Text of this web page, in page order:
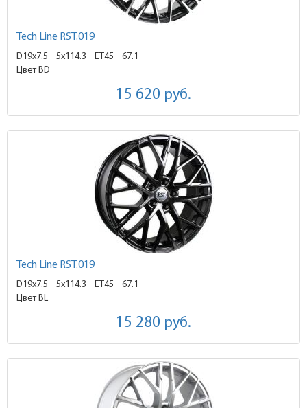
Tech Line RST.019
D19x7.5 5x114.3 ET45
67.1
Цвет BD
15 620 руб.
Tech Line RST.019
D19x7.5 5x114.3 ET45
67.1
Цвет BL
15 280 руб.